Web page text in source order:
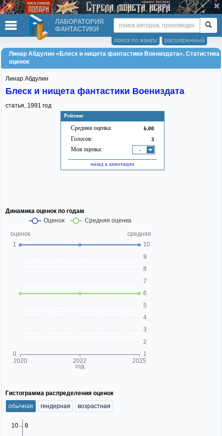
ЛАБОРАТОРИЯ
ФАНТАСТИКИ
расширенный
поиск по жанру
Линар Абдулин «Блеск и нищета фантастики Воениздата». Статистика
оценок
Рейтинг
Средняя оценка: 6.00
Голосов: 3
Моя оценка: -
назад к аннотации
Линар Абдулин
Блеск и нищета фантастики Воениздата
статья, 1991 год
Динамика оценок по годам
Гистограмма распределения оценок
обычная
гендерная возрастная